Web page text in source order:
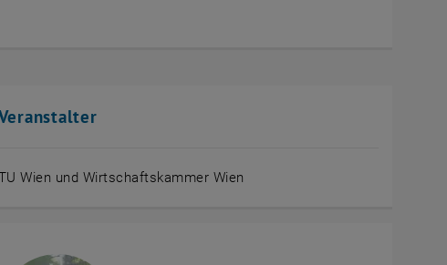
Wien und Wirtschaftskammer Wien